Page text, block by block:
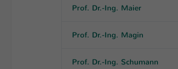
Prof. Dr.-Ing. Maier
Prof. Dr.-Ing. Magin
Prof. Dr.-Ing. Schumann